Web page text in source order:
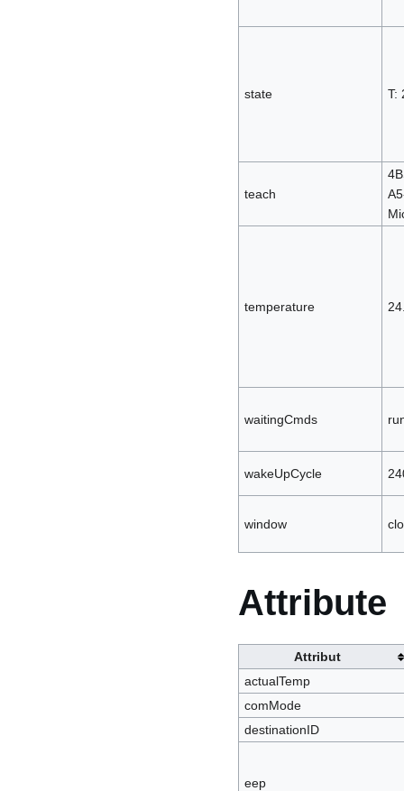
state T:
teach
temperature
waitingCmds
wakeUpCycle
window
Attribute
Attribut
actualTemp
comMode
destinationID
eep